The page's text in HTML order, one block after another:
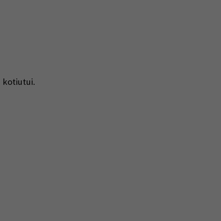
kotiutui.